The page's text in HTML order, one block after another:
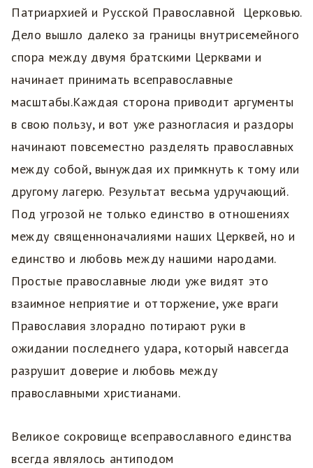
Патриархией и Русской Православной Церковью.
Дело вышло далеко за границы внутрисемейного
спора между двумя братскими Церквами и
начинает принимать всеправославные
масштабы.Каждая сторона приводит аргументы
в свою пользу, и вот уже разногласия и раздоры
начинают повсеместно разделять православных
между собой, вынуждая их примкнуть к тому или
другому лагерю. Результат весьма удручающий.
Под угрозой не только единство в отношениях
между священноначалиями наших Церквей, но и
единство и любовь между нашими народами.
Простые православные люди уже видят это
взаимное неприятие и отторжение, уже враги
Православия злорадно потирают руки в
ожидании последнего удара, который навсегда
разрушит доверие и любовь между
православными христианами.
Великое сокровище всеправославного единства
всегда являлось антиподом